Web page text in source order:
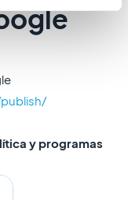
y programas